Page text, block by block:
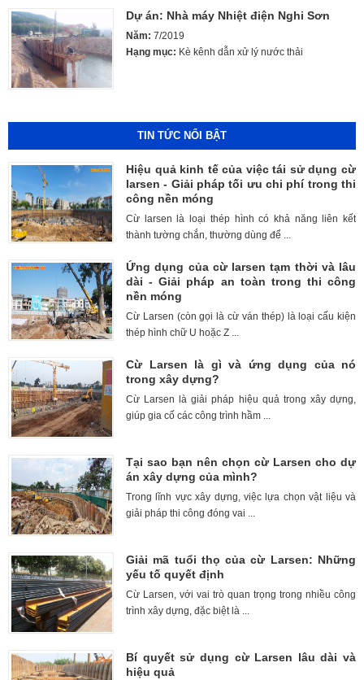
Dự án: Nhà máy Nhiệt điện Nghi Sơn
Năm: 7/2019
Hạng mục: Kè kênh dẫn xử lý nước thải
TIN TỨC NỔI BẬT
Hiệu quả kinh tế của việc tái sử dụng cừ
larsen - Giải pháp tối ưu chi phí trong thi
công nền móng
Cừ larsen là loại thép hình có khả năng liên kết
thành tường chắn, thường dùng để ...
Ứng dụng của cừ larsen tạm thời và lâu
dài - Giải pháp an toàn trong thi công
nền móng
Cừ Larsen (còn gọi là cừ ván thép) là loại cấu kiện
thép hình chữ U hoặc Z ...
Cừ Larsen là gì và ứng dụng của nó
trong xây dựng?
Cừ Larsen là giải pháp hiệu quả trong xây dựng,
giúp gia cố các công trình hầm ...
Tại sao bạn nên chọn cừ Larsen cho dự
án xây dựng của mình?
Trong lĩnh vực xây dựng, việc lựa chọn vật liệu và
giải pháp thi công đóng vai ...
Giải mã tuổi thọ của cừ Larsen: Những
yếu tố quyết định
Cừ Larsen, với vai trò quan trọng trong nhiều công
trình xây dựng, đặc biệt là ...
Bí quyết sử dụng cừ Larsen lâu dài và
hiệu quả